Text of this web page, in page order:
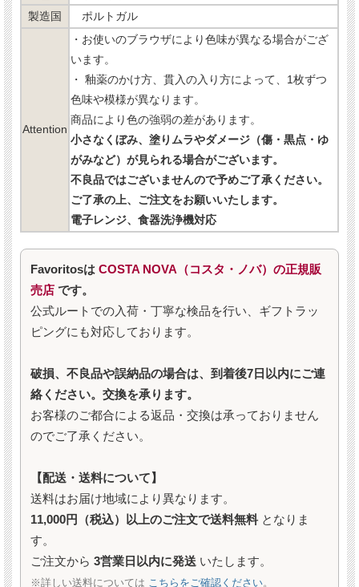
製造国
ポルトガル
Attention
・お使いのブラウザにより色味が異なる場合がござ
います。
・ 釉薬のかけ方、貫入の入り方によって、1枚ずつ
色味や模様が異なります。
商品により色の強弱の差があります。
小さなくぼみ、塗りムラやダメージ（傷・黒点・ゆ
がみなど）が見られる場合がございます。
不良品ではございませんので予めご了承ください。
ご了承の上、ご注文をお願いいたします。
電子レンジ、食器洗浄機対応
Favoritosは COSTA NOVA（コスタ・ノバ）の正規販
売店 です。
公式ルートでの入荷・丁寧な検品を行い、ギフトラッ
ピングにも対応しております。
破損、不良品や誤納品の場合は、到着後7日以内にご連
絡ください。交換を承ります。
お客様のご都合による返品・交換は承っておりません
のでご了承ください。
【配送・送料について】
送料はお届け地域により異なります。
11,000円（税込）以上のご注文で送料無料 となりま
す。
ご注文から 3営業日以内に発送 いたします。
※詳しい送料については こちらをご確認ください。